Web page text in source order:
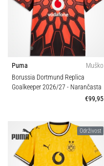
Puma
Muško
Borussia Dortmund Replica
Goalkeeper 2026/27 - Narančasta
€99,95
Održivost